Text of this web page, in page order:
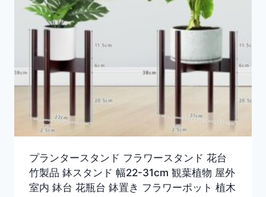
プランタースタンド フラワースタンド 花台
竹製品 鉢スタンド 幅22-31cm 観葉植物 屋外
室内 鉢台 花瓶台 鉢置き フラワーポット 植木